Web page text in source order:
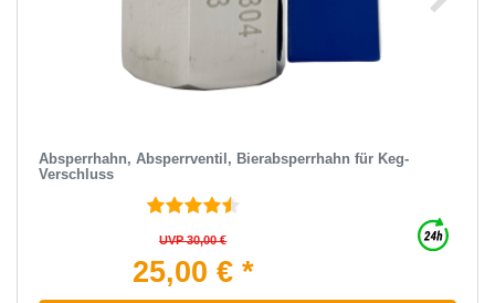
Absperrhahn, Absperrventil, Bierabsperrhahn für Keg-
Verschluss
UVP 30,00 €
25,00 € *